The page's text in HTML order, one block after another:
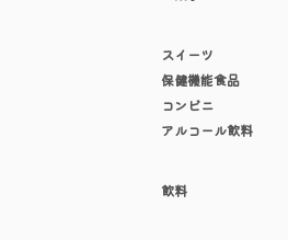
スイーツ
保健機能食品
コンビニ
アルコール飲料
飲料